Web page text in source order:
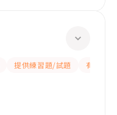
提供練習題/試題
有耐性